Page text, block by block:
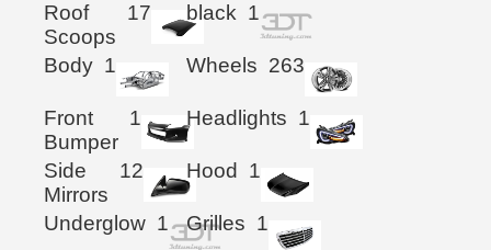
Roof
Scoops
17 black 1
Body 1 Wheels 263
Front
Bumper
1 Headlights 1
Side
Mirrors
12 Hood 1
Underglow 1 Grilles 1